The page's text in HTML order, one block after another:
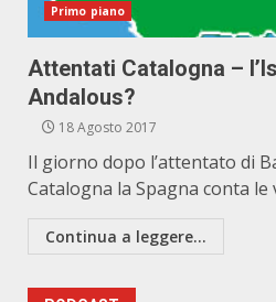
Primo piano
Attentati Catalogna –
Andalous?
18 Agosto 2017
Il giorno dopo l’attentato di
Catalogna la Spagna conta le
Continua a leggere...